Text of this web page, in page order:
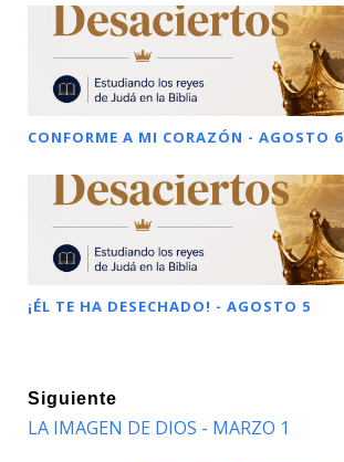
CONFORME A MI CORAZÓN - AGOSTO 6
¡ÉL TE HA DESECHADO! - AGOSTO 5
Siguiente
LA IMAGEN DE DIOS - MARZO 1